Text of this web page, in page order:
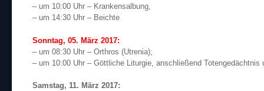
– um 10:00 Uhr – Krankensalbung,
– um 14:30 Uhr – Beichte
Sonntag, 05. März 2017:
– um 08:30 Uhr – Orthros (Utrenia);
– um 10:00 Uhr – Göttliche Liturgie, anschließend Totengedächtnis
Samstag, 11. März 2017: